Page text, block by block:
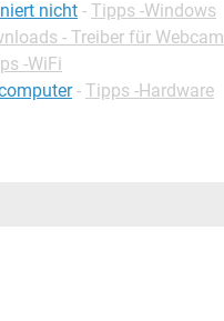
nicht - Tipps -Windows
- Treiber für Webcam
-WiFi
- Tipps -Hardware